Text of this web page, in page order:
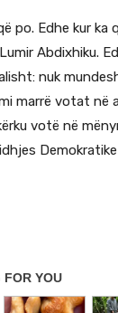
po. Edhe kur ka
Abdixhiku.
nuk
marrë votat në
votë në